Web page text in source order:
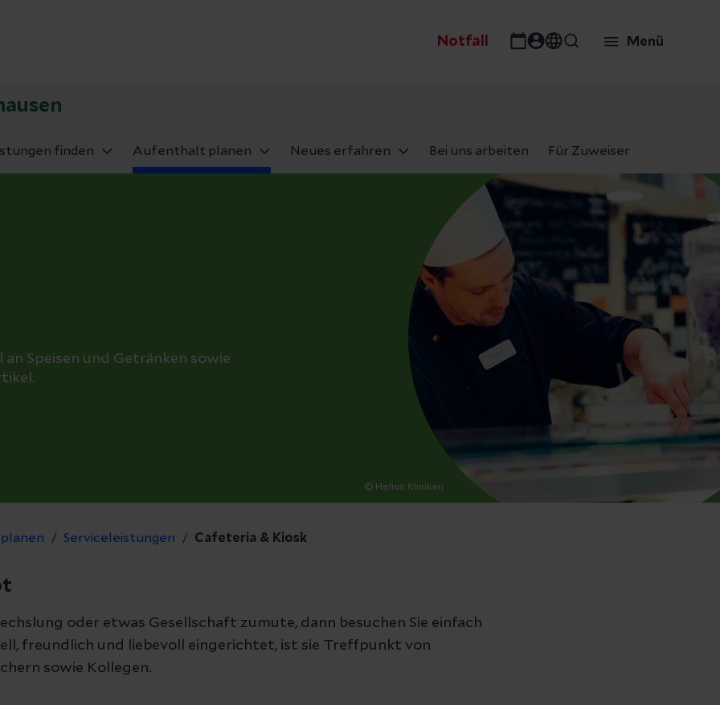
Notfall Menü
finden Aufenthalt planen Neues erfahren Bei uns arbeiten Für Zuweiser
Speisen und Getränken sowie
© Helios Kliniken
Serviceleistungen Cafeteria & Kiosk
oder etwas Gesellschaft zumute, dann besuchen Sie einfach
freundlich und liebevoll eingerichtet, ist sie Treffpunkt von
sowie Kollegen.